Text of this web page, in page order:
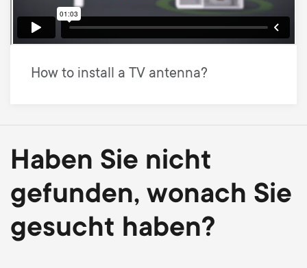
How to install a TV antenna?
Haben Sie nicht
gefunden, wonach Sie
gesucht haben?